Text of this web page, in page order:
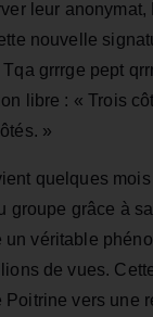
leur
nouvelle
grrrge pept
libre : « Trois
»
quelques
groupe grâce à
un véritable
de vues.
Poitrine vers une